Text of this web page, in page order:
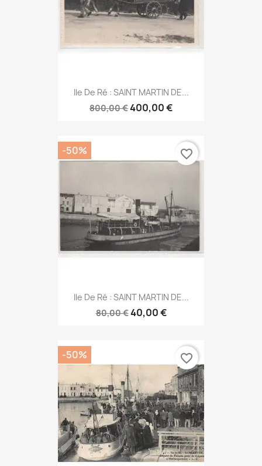
Ile De Ré : SAINT MARTIN DE...
800,00 €400,00 €
Ile De Ré : SAINT MARTIN DE...
80,00 €40,00 €
-50% favorite_border
-50% favorite_border